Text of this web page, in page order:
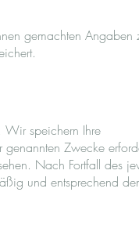
gemachten Angaben
Wir speichern Ihre
Zwecke
Nach Fortfall des
und entsprechend